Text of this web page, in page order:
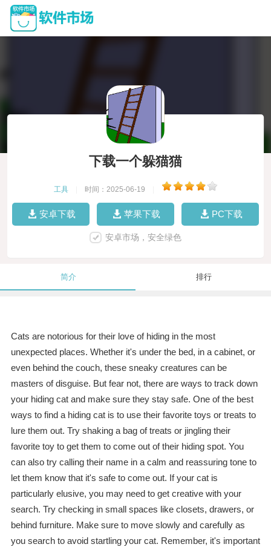
下载一个躲猫猫
工具 时间：2025-06-19
安卓下载 苹果下载 PC下载
安卓市场，安全绿色
简介 排行
Cats are notorious for their love of hiding in the most
unexpected places. Whether it's under the bed, in a cabinet, or
even behind the couch, these sneaky creatures can be
masters of disguise. But fear not, there are ways to track down
your hiding cat and make sure they stay safe. One of the best
ways to find a hiding cat is to use their favorite toys or treats to
lure them out. Try shaking a bag of treats or jingling their
favorite toy to get them to come out of their hiding spot. You
can also try calling their name in a calm and reassuring tone to
let them know that it's safe to come out. If your cat is
particularly elusive, you may need to get creative with your
search. Try checking in small spaces like closets, drawers, or
behind furniture. Make sure to move slowly and carefully as
you search to avoid startling your cat. Remember, it's important